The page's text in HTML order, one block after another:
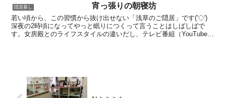
隠居暮し 宵っ張りの朝寝坊
若い頃から、この習慣から抜け出せない「浅草のご隠居」です('◇')ゞ
深夜の2時頃になってやっと眠りにつくって言うことはしばしばで
す。女房殿とのライフスタイルの違いだし、テレビ番組（YouTube＆